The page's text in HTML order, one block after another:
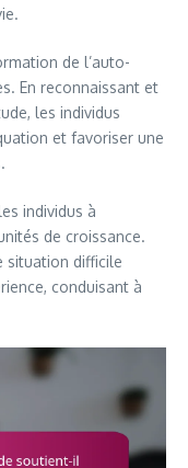
de l’auto-
En reconnaissant et
les individus
et favoriser une
individus à
de croissance.
situation difficile
conduisant à